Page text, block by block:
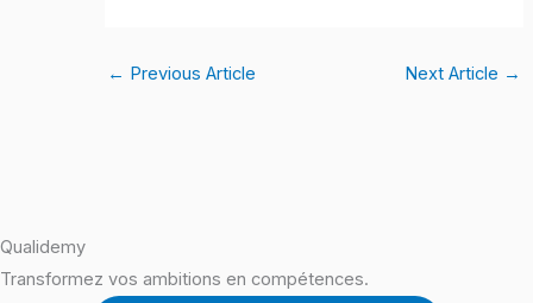
← Previous Article Next Article →
Qualidemy
Transformez vos ambitions en compétences.